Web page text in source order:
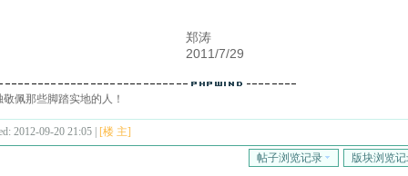
涛
7/29
敬佩那些脚踏实地的人！
2012-09-20 21:05 | [楼 主]
帖子浏览记录 版块浏览